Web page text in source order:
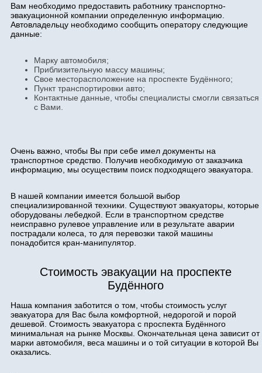
Вам необходимо предоставить работнику транспортно-
эвакуационной компании определенную информацию.
Автовладельцу необходимо сообщить оператору следующие
данные:
Марку автомобиля;
Приблизительную массу машины;
Свое месторасположение на проспекте Будённого;
Пункт транспортировки авто;
Контактные данные, чтобы специалисты смогли связаться
с Вами.
Очень важно, чтобы Вы при себе имел документы на
транспортное средство. Получив необходимую от заказчика
информацию, мы осуществим поиск подходящего эвакуатора.
В нашей компании имеется большой выбор
специализированной техники. Существуют эвакуаторы, которые
оборудованы лебедкой. Если в транспортном средстве
неисправно рулевое управление или в результате аварии
пострадали колеса, то для перевозки такой машины
понадобится кран-манипулятор.
Стоимость эвакуации на проспекте
Будённого
Наша компания заботится о том, чтобы стоимость услуг
эвакуатора для Вас была комфортной, недорогой и порой
дешевой. Стоимость эвакуатора с проспекта Будённого
минимальная на рынке Москвы. Окончательная цена зависит от
марки автомобиля, веса машины и о той ситуации в которой Вы
оказались.